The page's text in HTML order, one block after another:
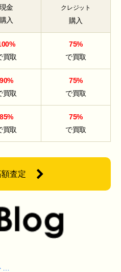
現金
購入
クレジット
購入
買取
75%
で買取
90%
買取
75%
で買取
85%
買取
75%
で買取
査定
…